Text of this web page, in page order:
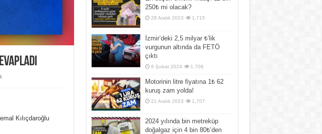
Kılıçdaroğlu
250₺ mi olacak?
28 Aralık 2023 1,715
İzmir’deki 2,5 milyar ₺’lik
vurgunun altında da FETÖ
çıktı
8 Şubat 2024 1,708
Motorinin litre fiyatına 1₺ 62
kuruş zam yolda!
21 Aralık 2023 1,707
2024 yılında bin metreküp
doğalgaz için 4 bin 80₺’den